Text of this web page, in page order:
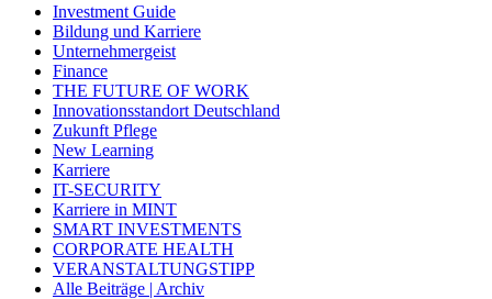
Investment Guide
Bildung und Karriere
Unternehmergeist
Finance
THE FUTURE OF WORK
Innovationsstandort Deutschland
Zukunft Pflege
New Learning
Karriere
IT-SECURITY
Karriere in MINT
SMART INVESTMENTS
CORPORATE HEALTH
VERANSTALTUNGSTIPP
Alle Beiträge | Archiv